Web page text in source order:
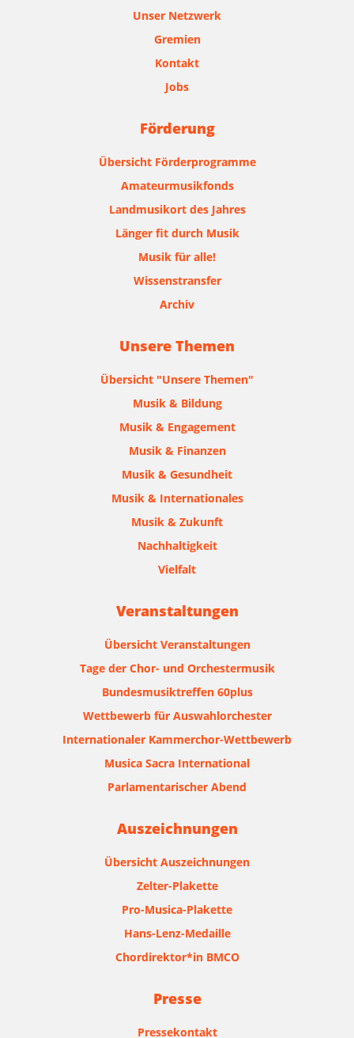
Unser Netzwerk
Gremien
Kontakt
Jobs
Förderung
Übersicht Förderprogramme
Amateurmusikfonds
Landmusikort des Jahres
Länger fit durch Musik
Musik für alle!
Wissenstransfer
Archiv
Unsere Themen
Übersicht "Unsere Themen"
Musik & Bildung
Musik & Engagement
Musik & Finanzen
Musik & Gesundheit
Musik & Internationales
Musik & Zukunft
Nachhaltigkeit
Vielfalt
Veranstaltungen
Übersicht Veranstaltungen
Tage der Chor- und Orchestermusik
Bundesmusiktreffen 60plus
Wettbewerb für Auswahlorchester
Internationaler Kammerchor-Wettbewerb
Musica Sacra International
Parlamentarischer Abend
Auszeichnungen
Übersicht Auszeichnungen
Zelter-Plakette
Pro-Musica-Plakette
Hans-Lenz-Medaille
Chordirektor*in BMCO
Presse
Pressekontakt